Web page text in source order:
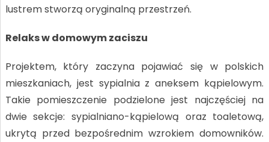
lustrem stworzą oryginalną przestrzeń.
Relaks w domowym zaciszu
Projektem, który zaczyna pojawiać się w polskich
mieszkaniach, jest sypialnia z aneksem kąpielowym.
Takie pomieszczenie podzielone jest najczęściej na
dwie sekcje: sypialniano-kąpielową oraz toaletową,
ukrytą przed bezpośrednim wzrokiem domowników.